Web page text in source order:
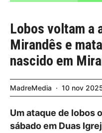
Lobos voltam a
Mirandês e
nascido em
MadreMedia 10 nov
Um ataque de lobos
sábado em Duas